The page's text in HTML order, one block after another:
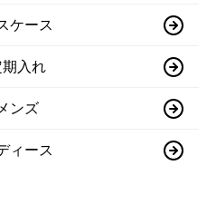
ケース
期入れ
メンズ
ィース